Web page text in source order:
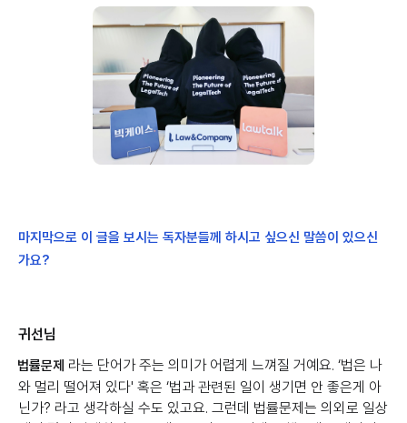
마지막으로 이 글을 보시는 독자분들께 하시고 싶으신 말씀이 있으신
가요?
귀선님
법률문제 라는 단어가 주는 의미가 어렵게 느껴질 거예요. ‘법은 나
와 멀리 떨어져 있다' 혹은 ‘법과 관련된 일이 생기면 안 좋은게 아
닌가? 라고 생각하실 수도 있고요. 그런데 법률문제는 의외로 일상